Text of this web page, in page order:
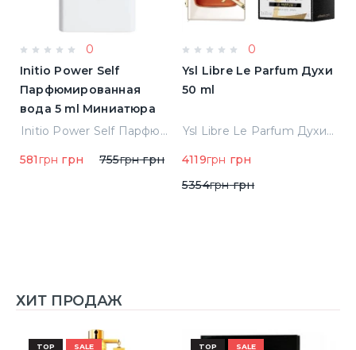
0
Initio Power Self
Парфюмированная
вода 5 ml Миниатюра
Initio Power Self Парфюмированная вода 5 ml Миниатюра
581 грн грн 755грнгрн
0
Ysl Libre Le Parfum Духи
50 ml
Ysl Libre Le Parfum Духи 50 ml
4119грн грн
5354грнгрн
ХИТ ПРОДАЖ
TOP SALE TOP SALE